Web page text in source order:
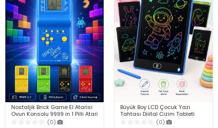
Nostaljik Brick Game El Atarisi
Oyun Konsolu 9999 in 1 Pilli Atari
Eğlenceli Çocuk Oyuncağı
(0)
Büyük Boy LCD Çocuk Yazı
Tahtası Dijital Çizim Tableti
Kalemli Silinebilir 8.5′ Oyuncak
(0)